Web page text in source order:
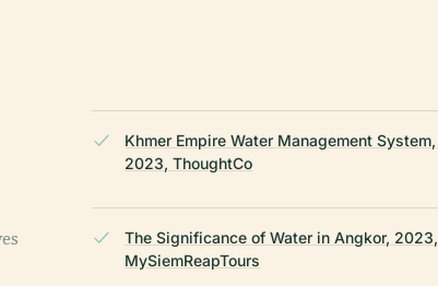
Khmer Empire Water Management System,
2023, ThoughtCo
The Significance of Water in Angkor, 2023,
MySiemReapTours